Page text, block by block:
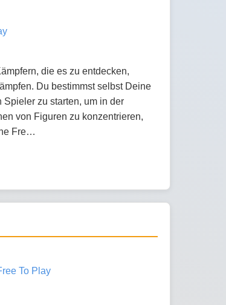
die es zu entdecken,
Du bestimmst selbst Deine
zu starten, um in der
von Figuren zu konzentrieren,
Fre…
To Play